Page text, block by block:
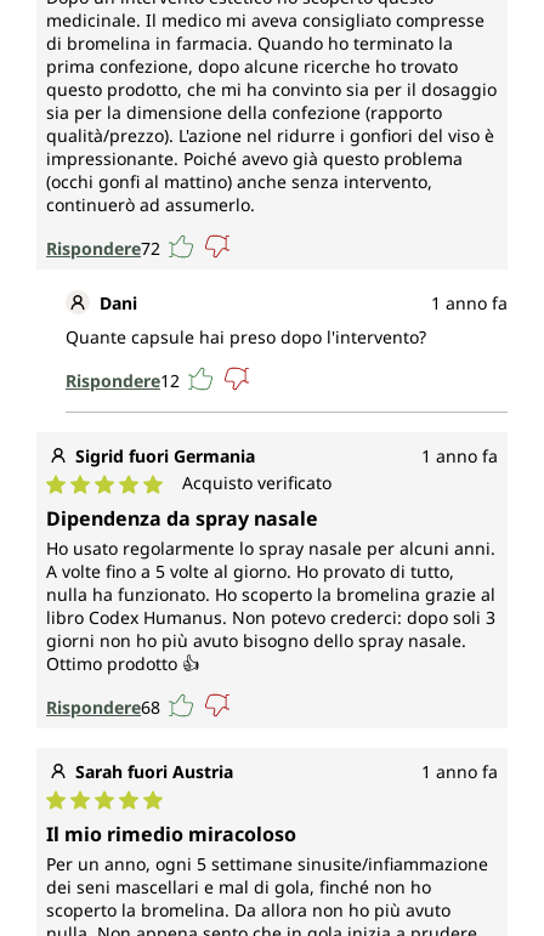
medicinale. Il medico mi aveva consigliato compresse
di bromelina in farmacia. Quando ho terminato la
prima confezione, dopo alcune ricerche ho trovato
questo prodotto, che mi ha convinto sia per il dosaggio
sia per la dimensione della confezione (rapporto
qualità/prezzo). L'azione nel ridurre i gonfiori del viso è
impressionante. Poiché avevo già questo problema
(occhi gonfi al mattino) anche senza intervento,
continuerò ad assumerlo.
Rispondere72
Dani
1 anno fa
Quante capsule hai preso dopo l'intervento?
Rispondere12
Sigrid fuori Germania 1 anno fa
Valutazione media di 5 su 5 stelle
Acquisto verificato
Dipendenza da spray nasale
Ho usato regolarmente lo spray nasale per alcuni anni.
A volte fino a 5 volte al giorno. Ho provato di tutto,
nulla ha funzionato. Ho scoperto la bromelina grazie al
libro Codex Humanus. Non potevo crederci: dopo soli 3
giorni non ho più avuto bisogno dello spray nasale.
Ottimo prodotto 👍
Rispondere68
Sarah fuori Austria 1 anno fa
Valutazione media di 5 su 5 stelle
Il mio rimedio miracoloso
Per un anno, ogni 5 settimane sinusite/infiammazione
dei seni mascellari e mal di gola, finché non ho
scoperto la bromelina. Da allora non ho più avuto